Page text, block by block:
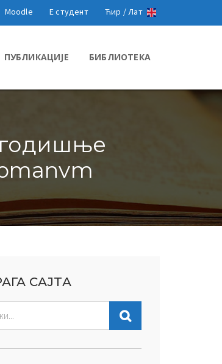
Moodle Е студент Ћир /Лат
ПУБЛИКАЦИЈЕ БИБЛИОТЕКА
годишње
САЈТА